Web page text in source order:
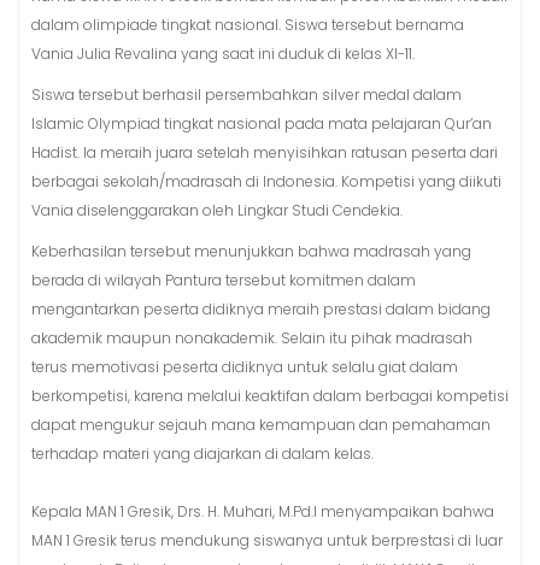
dalam olimpiade tingkat nasional. Siswa tersebut bernama
Vania Julia Revalina yang saat ini duduk di kelas XI-11.
Siswa tersebut berhasil persembahkan silver medal dalam
Islamic Olympiad tingkat nasional pada mata pelajaran Qur’an
Hadist. Ia meraih juara setelah menyisihkan ratusan peserta dari
berbagai sekolah/madrasah di Indonesia. Kompetisi yang diikuti
Vania diselenggarakan oleh Lingkar Studi Cendekia.
Keberhasilan tersebut menunjukkan bahwa madrasah yang
berada di wilayah Pantura tersebut komitmen dalam
mengantarkan peserta didiknya meraih prestasi dalam bidang
akademik maupun nonakademik. Selain itu pihak madrasah
terus memotivasi peserta didiknya untuk selalu giat dalam
berkompetisi, karena melalui keaktifan dalam berbagai kompetisi
dapat mengukur sejauh mana kemampuan dan pemahaman
terhadap materi yang diajarkan di dalam kelas.
Kepala MAN 1 Gresik, Drs. H. Muhari, M.Pd.I menyampaikan bahwa
MAN 1 Gresik terus mendukung siswanya untuk berprestasi di luar